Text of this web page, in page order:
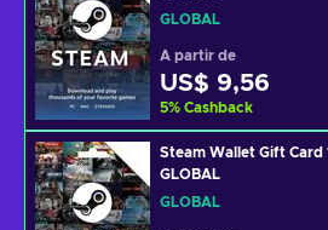
GLOBAL
A partir de
US$ 9,56
5% Cashback
Steam Wallet Gift Card
GLOBAL
GLOBAL